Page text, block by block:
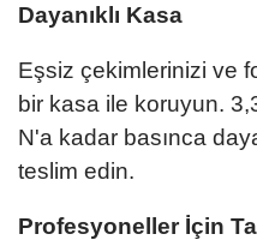
Dayanıklı Kasa
Eşsiz çekimlerinizi ve
bir kasa ile koruyun.
N'a kadar basınca
teslim edin.
Profesyoneller İçin